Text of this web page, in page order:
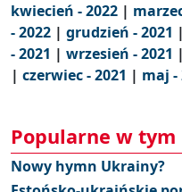
kwiecień - 2022 |
- 2022 | grudzień - 2021 |
- 2021 | wrzesień - 2021 |
| czerwiec - 2021 | maj -
Popularne w tym
Nowy hymn Ukrainy?